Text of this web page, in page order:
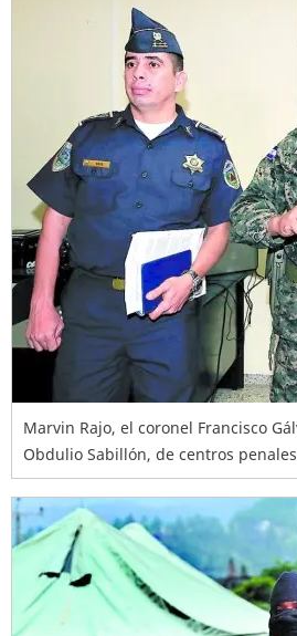
Marvin Rajo, el coronel Francisco
Obdulio Sabillón, de centros